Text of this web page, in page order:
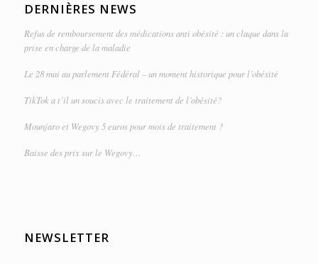
DERNIÈRES NEWS
Refus de remboursement des médications anti obésité : un claque dans la
prise en charge de la maladie
Le 28 mai au parlement Fédéral – un moment historique pour l’obésité
TikTok a t’il un soucis avec le traitement de l’obésité?
Mounjaro et Wegovy 5 euros pour mois de traitement ?
Baisse des prix sur le Wegovy…
NEWSLETTER